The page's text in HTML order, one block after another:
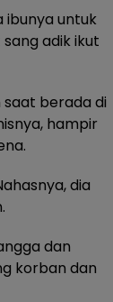
untuk
adik ikut
berada di
hampir
dia
dan
korban dan